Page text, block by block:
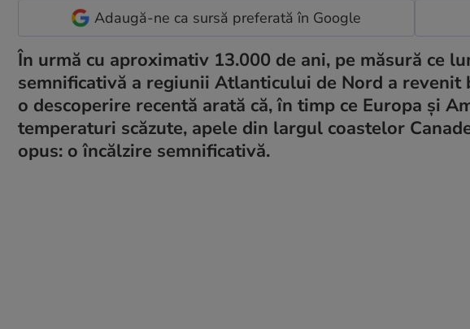
Adaugă-ne ca sursă preferată în Google
În urmă cu aproximativ 13.000 de ani, pe măsură ce
semnificativă a regiunii Atlanticului de Nord a revenit
o descoperire recentă arată că, în timp ce Europa și
temperaturi scăzute, apele din largul coastelor
opus: o încălzire semnificativă.